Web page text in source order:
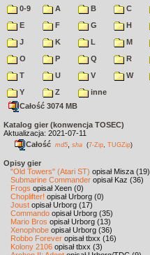
0-9 A B C
E
F G H
J
K L M
O
P Q R
T
U V W
Y
Z
inne
Całość 3074 MB
Katalog gier (konwencja TOSEC)
Aktualizacja: 2021-07-11
Całość md5 sha (7-Zip TUGZip)
Opisy gier
"Old Towers" (Atari ST) opisał Misza (19)
Submarine Commander opisał Kaz (36)
Frogs opisał Xeen (0)
Choplifter! opisał Urborg (0)
Joust opisał Urborg (17)
Commando opisał Urborg (35)
Mario Bros opisał Urborg (13)
Xenophobe opisał Urborg (36)
Robbo Forever opisał tbxx (16)
Kolony 2106 opisał tbxx (3)